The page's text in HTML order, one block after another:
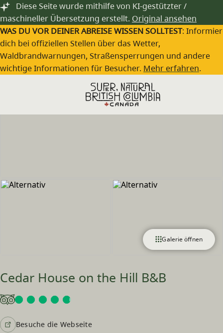
Zum Hauptinhalt springen
Diese Seite wurde mithilfe von KI-gestützter /
maschineller Übersetzung erstellt. Original ansehen
WAS DU VOR DEINER ABREISE WISSEN SOLLTEST:
dich bei offiziellen Stellen über das Wetter,
Waldbrandwarnungen, Straßensperrungen und andere
wichtige Informationen für Besucher. Mehr erfahren.
Galerie öffnen
Cedar House on the Hill B&B
Besuche die Webseite